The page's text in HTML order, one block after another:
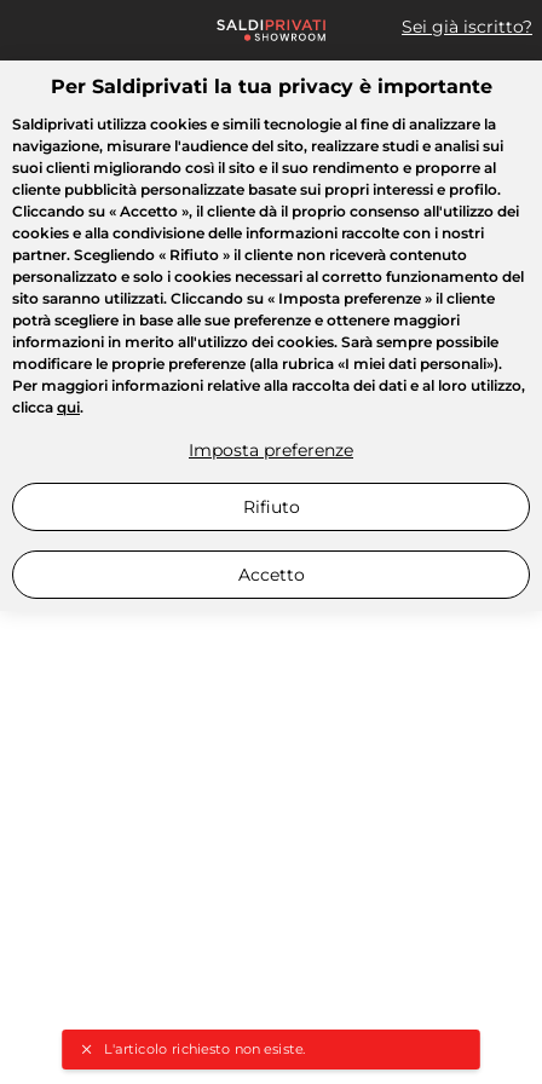
Sei già iscritto?
Cosa cerchi?
L'articolo richiesto non esiste.
Tutte le vendite Moda Casa Bellezza Elettrodomestici
Per Saldiprivati la tua privacy è importante
Saldiprivati utilizza cookies e simili tecnologie al fine di analizzare la
navigazione, misurare l'audience del sito, realizzare studi e analisi sui
suoi clienti migliorando così il sito e il suo rendimento e proporre al
cliente pubblicità personalizzate basate sui propri interessi e profilo.
Cliccando su « Accetto », il cliente dà il proprio consenso all'utilizzo dei
cookies e alla condivisione delle informazioni raccolte con i nostri
partner. Scegliendo « Rifiuto » il cliente non riceverà contenuto
personalizzato e solo i cookies necessari al corretto funzionamento del
sito saranno utilizzati. Cliccando su « Imposta preferenze » il cliente
potrà scegliere in base alle sue preferenze e ottenere maggiori
informazioni in merito all'utilizzo dei cookies. Sarà sempre possibile
modificare le proprie preferenze (alla rubrica «I miei dati personali»).
Per maggiori informazioni relative alla raccolta dei dati e al loro utilizzo,
clicca qui.
Imposta preferenze
Rifiuto
Accetto